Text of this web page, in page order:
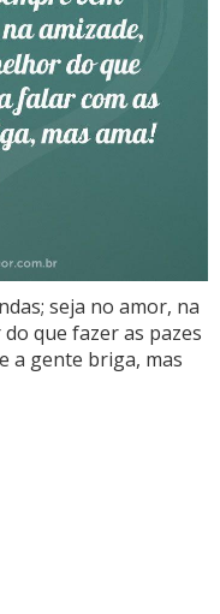
seja no amor, na
que fazer as pazes
a gente briga, mas